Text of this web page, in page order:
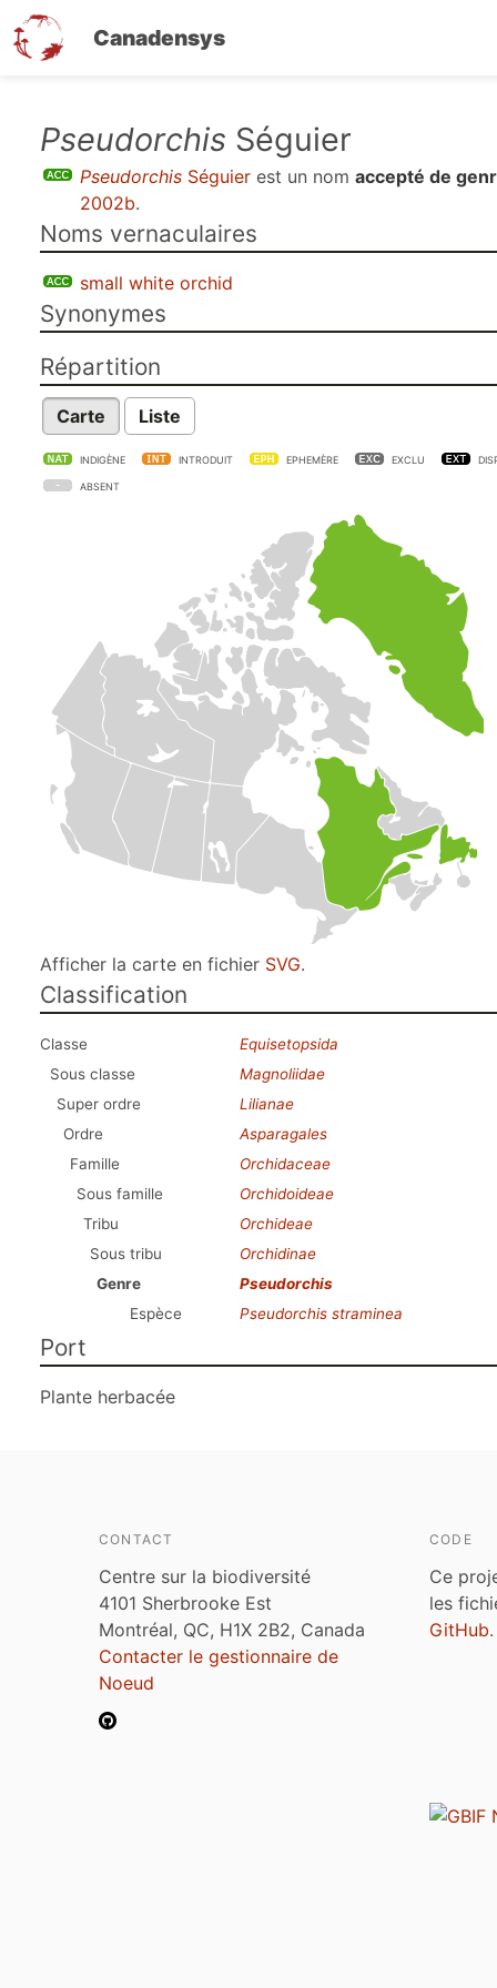
Canadensys
contenu
Pseudorchis Séguier
Pseudorchis Séguier est un nom accepté de
2002b.
Noms vernaculaires
small white orchid
Synonymes
Répartition
Carte Liste
INDIGÈNE INTRODUIT EPHEMÈRE EXCLU
ABSENT
Afficher la carte en fichier SVG.
Classification
Classe
Equisetopsida
Sous classe
Magnoliidae
Super ordre
Lilianae
Ordre
Asparagales
Famille
Orchidaceae
Sous famille
Orchidoideae
Tribu
Orchideae
Sous tribu
Orchidinae
Genre
Pseudorchis
Espèce
Pseudorchis straminea
Port
Plante herbacée
CONTACT
Centre sur la biodiversité
4101 Sherbrooke Est
Montréal, QC, H1X 2B2, Canada
Contacter le gestionnaire de
Noeud
CODE
Ce
les
GitHub.